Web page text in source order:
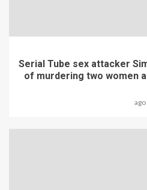
Serial Tube sex attacker
of murdering two women